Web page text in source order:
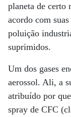
planeta de certo
acordo com
poluição
suprimidos.
Um dos gases
aerossol. Ali, a
atribuído por
spray de CFC